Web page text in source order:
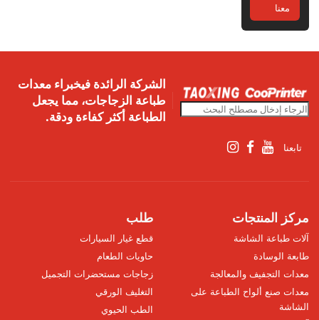
معنا
الشركة الرائدة فيخبراء معدات
طباعة الزجاجات، مما يجعل
الطباعة أكثر كفاءة ودقة.
تابعنا
مركز المنتجات
آلات طباعة الشاشة
طابعة الوسادة
معدات التجفيف والمعالجة
معدات صنع ألواح الطباعة على
الشاشة
طلب
قطع غيار السيارات
حاويات الطعام
زجاجات مستحضرات التجميل
التغليف الورقي
الطب الحيوي